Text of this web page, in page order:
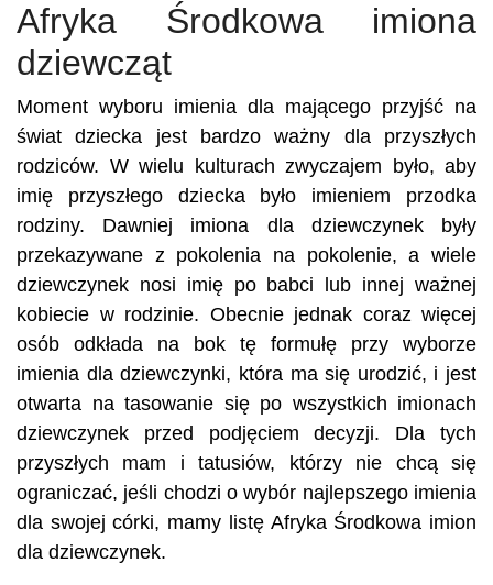
Afryka Środkowa imiona
dziewcząt
Moment wyboru imienia dla mającego przyjść na
świat dziecka jest bardzo ważny dla przyszłych
rodziców. W wielu kulturach zwyczajem było, aby
imię przyszłego dziecka było imieniem przodka
rodziny. Dawniej imiona dla dziewczynek były
przekazywane z pokolenia na pokolenie, a wiele
dziewczynek nosi imię po babci lub innej ważnej
kobiecie w rodzinie. Obecnie jednak coraz więcej
osób odkłada na bok tę formułę przy wyborze
imienia dla dziewczynki, która ma się urodzić, i jest
otwarta na tasowanie się po wszystkich imionach
dziewczynek przed podjęciem decyzji. Dla tych
przyszłych mam i tatusiów, którzy nie chcą się
ograniczać, jeśli chodzi o wybór najlepszego imienia
dla swojej córki, mamy listę Afryka Środkowa imion
dla dziewczynek.